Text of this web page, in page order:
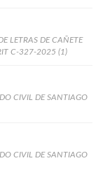
LETRAS DE CAÑETE
C-327-2025 (1)
CIVIL DE SANTIAGO
CIVIL DE SANTIAGO